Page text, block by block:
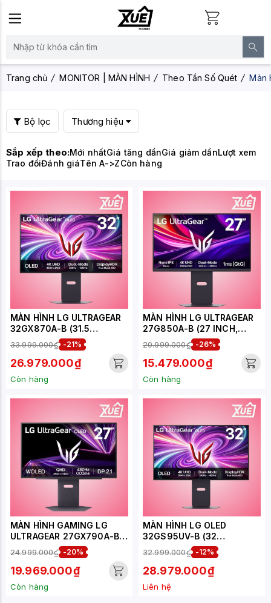
Trang chủ MONITOR | MÀN HÌNH Theo Tần Số Quét Màn
Bộ lọc Thương hiệu
Sắp xếp theo:Mới nhấtGiá tăng dầnGiá giảm dầnLượt xem
Trao đổiĐánh giáTên A->ZCòn hàng
MÀN HÌNH LG ULTRAGEAR
32GX870A-B (31.5
INCH/OLED/UHD-
240HZ/FHD-
480HZ/0.03MS/USB-C)
33.999.000₫ -21%
26.979.000₫
Còn hàng
MÀN HÌNH LG ULTRAGEAR
27G850A-B (27 INCH,
NANO IPS, UHD-240HZ,
FHD-480HZ, 1MS)
20.999.000₫ -26%
15.479.000₫
Còn hàng
MÀN HÌNH GAMING LG
ULTRAGEAR 27GX790A-B
(26.5 INCH - OLED - 2K -
480HZ - 0.03MS)
24.999.000₫ -20%
19.969.000₫
Còn hàng
MÀN HÌNH LG OLED
32GS95UV-B (32
INCH/OLED/UHD-
240HZ/FHD-
480HZ/0.03MS)
32.999.000₫ -12%
28.979.000₫
Liên hệ